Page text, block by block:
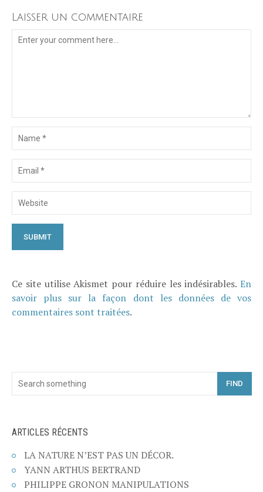
Laisser un commentaire
Ce site utilise Akismet pour réduire les indésirables. En
savoir plus sur la façon dont les données de vos
commentaires sont traitées.
FIND
ARTICLES RÉCENTS
LA NATURE N’EST PAS UN DÉCOR.
YANN ARTHUS BERTRAND
PHILIPPE GRONON MANIPULATIONS